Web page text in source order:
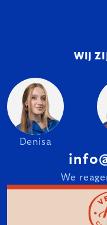
WIJ
Denisa
We